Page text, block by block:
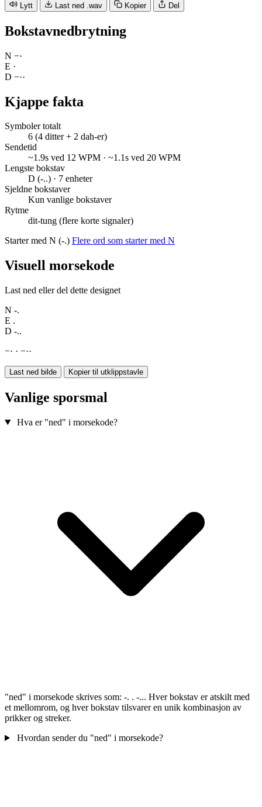
Lytt Last ned .wav Kopier Del
Bokstavnedbrytning
N −·
E ·
D −··
Kjappe fakta
Symboler totalt
6 (4 ditter + 2 dah-er)
Sendetid
~1.9s ved 12 WPM · ~1.1s ved 20 WPM
Lengste bokstav
D (-..) · 7 enheter
Sjeldne bokstaver
Kun vanlige bokstaver
Rytme
dit-tung (flere korte signaler)
Starter med N (-.) Flere ord som starter med N
Visuell morsekode
Last ned eller del dette designet
N -.
E .
D -..
−· · −··
Last ned bilde Kopier til utklippstavle
Vanlige sporsmal
Hva er "ned" i morsekode?
"ned" i morsekode skrives som: -. . -... Hver bokstav er atskilt med
et mellomrom, og hver bokstav tilsvarer en unik kombinasjon av
prikker og streker.
Hvordan sender du "ned" i morsekode?